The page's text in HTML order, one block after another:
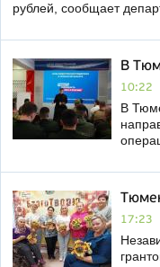
рублей, сообщает
В
10:22
В
17:23